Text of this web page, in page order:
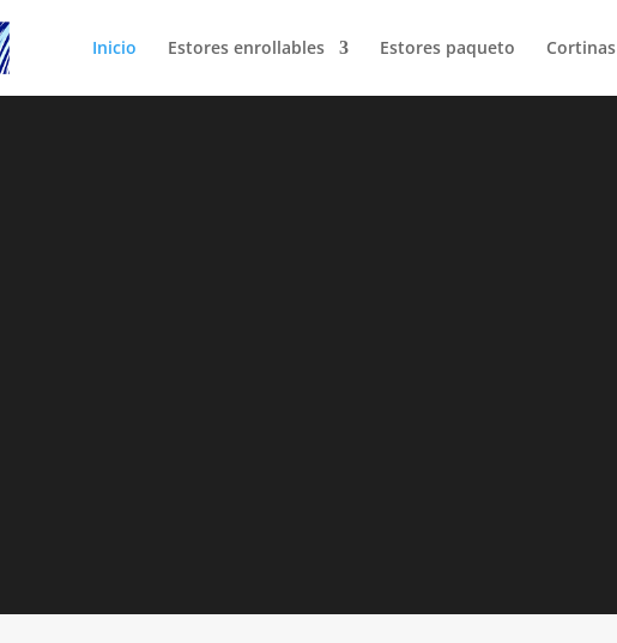
Inicio Estores enrollables Estores paqueto Cortinas